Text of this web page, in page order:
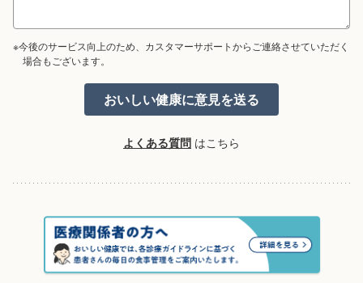
※今後のサービス向上のため、カスタマーサポートからご連絡させていただく
場合もございます。
よくある質問 はこちら